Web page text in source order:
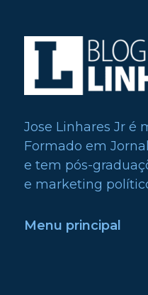
Jose Linhares Jr é
Formado em
e tem pós-
e marketing
Menu principal